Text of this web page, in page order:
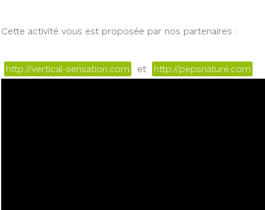
Cette activité vous est proposée par nos partenaires :
http://vertical-sensation.com et http://pepsnature.com